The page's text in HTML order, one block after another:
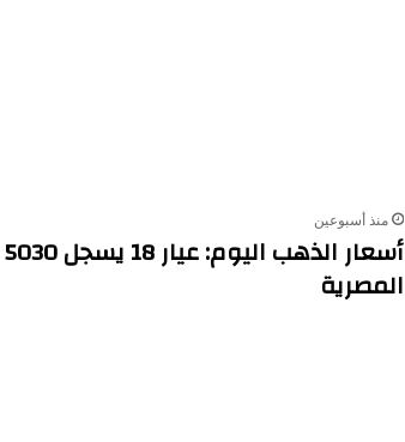
منذ أسبوعين
المصرية